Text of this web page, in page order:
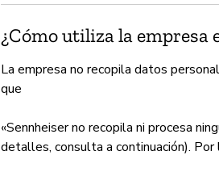
¿Cómo utiliza la empresa
La empresa no recopila datos
que
«Sennheiser no recopila ni procesa
detalles, consulta a continuación).